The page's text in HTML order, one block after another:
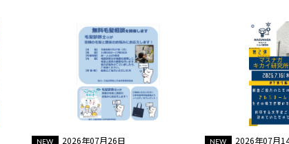
2026年07月26日 2026年07月